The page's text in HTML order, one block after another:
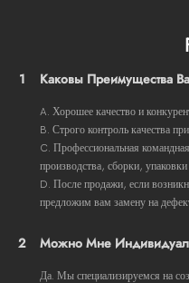
1 Каковы Преимущества
A. Хорошее качество и
B. Строго контроль качества
C. Профессиональная
производства, сборки, упаковки
D. После продажи, если
предложим вам замену на
2 Можно Мне
Да. Мы специализируемся на